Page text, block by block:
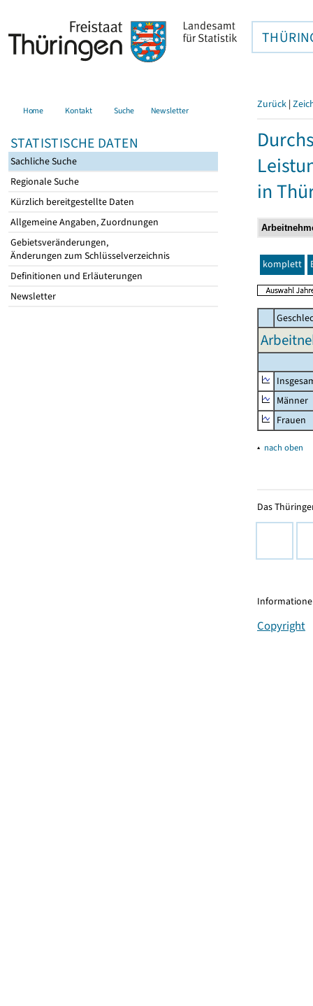
Home Kontakt Suche Newsletter
STATISTISCHE DATEN
Sachliche Suche
Regionale Suche
Kürzlich bereitgestellte Daten
Allgemeine Angaben, Zuordnungen
Gebietsveränderungen,
Änderungen zum Schlüsselverzeichnis
Definitionen und Erläuterungen
Newsletter
Zurück |
in
komplett
Männer
Frauen
▴ nach oben
Das
Copyright